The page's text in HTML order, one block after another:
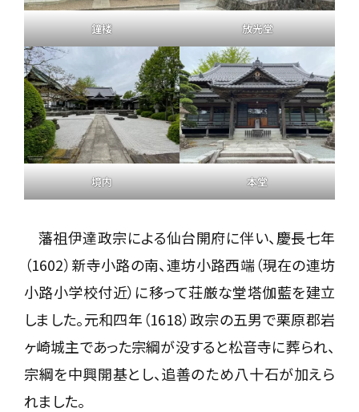
鐘楼 放光堂
境内 本堂
藩祖伊達政宗による仙台開府に伴い、慶長七年
（1602）新寺小路の南、連坊小路西端（現在の連坊
小路小学校付近）に移って荘厳な堂塔伽藍を建立
しました。元和四年（1618）政宗の五男で栗原郡岩
ヶ崎城主であった宗綱が没すると松音寺に葬られ、
宗綱を中興開基とし、追善のため八十石が加えら
れました。